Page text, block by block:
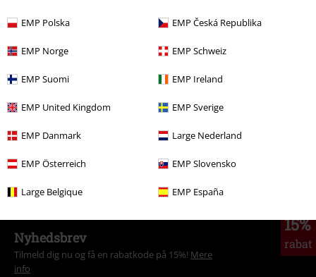
EMP Polska EMP Česká Republika
EMP Norge EMP Schweiz
EMP Suomi EMP Ireland
EMP United Kingdom EMP Sverige
EMP Danmark Large Nederland
EMP Österreich EMP Slovensko
Large Belgique EMP España
More categories. More options.
Herre Tøj T-shirts & toppe T-shirts
Tema Gotisk
Tema Gotisk Tøj T-shirts & toppe T-shirts
Nyheder Tøj T-shirts & toppe T-shirts
Udsalg % Herretøj T-Shirts & Tops
15%
rabat
Nyhedsbrev
Tilmeld dig nu og få en rabatkode på 15%! Mere
info